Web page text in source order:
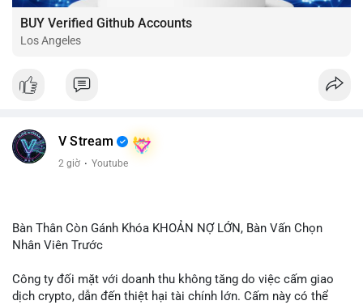
BUY Verified Github Accounts
Los Angeles
V Stream
2 giờ · Youtube
Bàn Thân Còn Gánh Khóa KHOẢN NỢ LỚN, Bàn Vấn Chọn
Nhân Viên Trước
Công ty đối mặt với doanh thu không tăng do việc cấm giao
dịch crypto, dẫn đến thiệt hại tài chính lớn. Cấm này có thể